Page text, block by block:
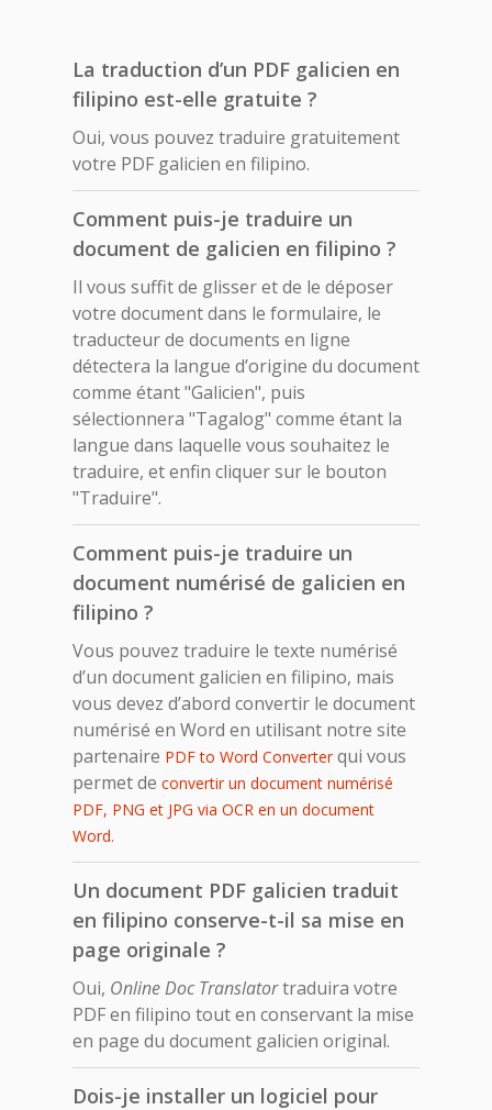
La traduction d’un PDF galicien en
filipino est-elle gratuite ?
Oui, vous pouvez traduire gratuitement
votre PDF galicien en filipino.
Comment puis-je traduire un
document de galicien en filipino ?
Il vous suffit de glisser et de le déposer
votre document dans le formulaire, le
traducteur de documents en ligne
détectera la langue d’origine du document
comme étant "Galicien", puis
sélectionnera "Tagalog" comme étant la
langue dans laquelle vous souhaitez le
traduire, et enfin cliquer sur le bouton
"Traduire".
Comment puis-je traduire un
document numérisé de galicien en
filipino ?
Vous pouvez traduire le texte numérisé
d’un document galicien en filipino, mais
vous devez d’abord convertir le document
numérisé en Word en utilisant notre site
partenaire PDF to Word Converterqui vous
permet de convertir un document numérisé
PDF, PNG et JPG via OCR en un document
Word.
Un document PDF galicien traduit
en filipino conserve-t-il sa mise en
page originale ?
Oui, Online Doc Translatortraduira votre
PDF en filipino tout en conservant la mise
en page du document galicien original.
Dois-je installer un logiciel pour